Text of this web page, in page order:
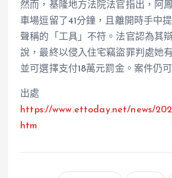
然而，基隆地方法院法官指出，阿
車場逗留了41分鐘，且離開時手中
聲稱的「工具」不符。法官認為其
說，最終以侵入住宅竊盜罪判處她
並可選擇支付18萬元罰金。案件仍
出處
https://www.ettoday.net/news/
htm